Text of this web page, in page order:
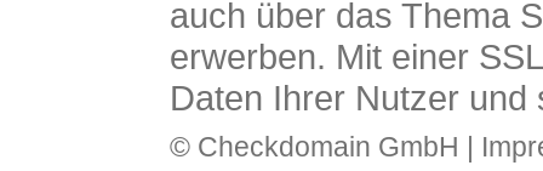
auch über das Thema
erwerben. Mit einer
Daten Ihrer Nutzer und
© Checkdomain GmbH |